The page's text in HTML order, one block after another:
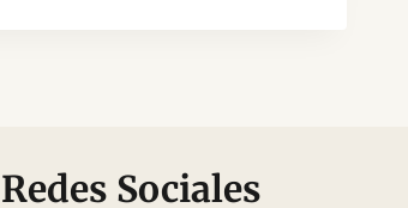
Redes Sociales